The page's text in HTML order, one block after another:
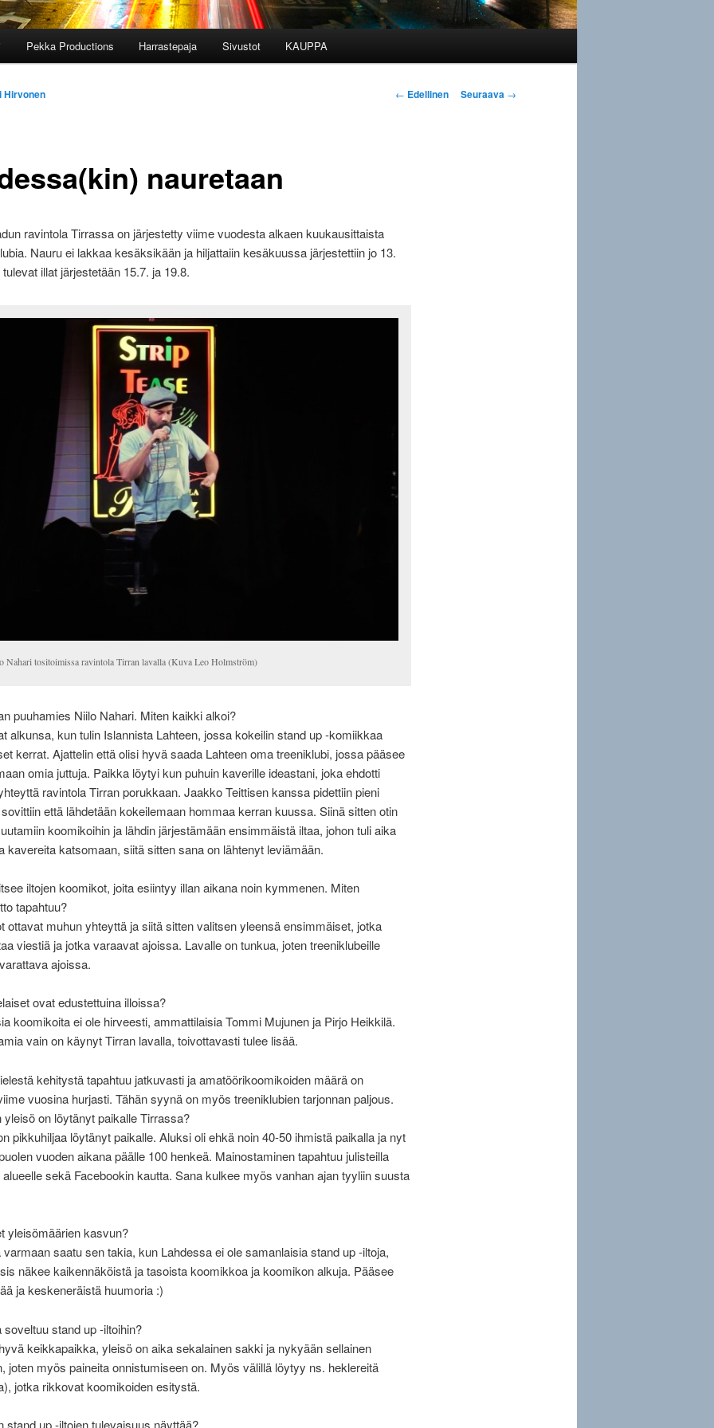
Pekka Productions Harrastepaja Sivustot KAUPPA
Artikkelien
← Edellinen Seuraava →
nauretaan
Hirvonen
ravintola Tirrassa on järjestetty viime vuodesta alkaen kuukausittaista
Nauru ei lakkaa kesäksikään ja hiljattaiin kesäkuussa järjestettiin jo 13.
illat järjestetään 15.7. ja 19.8.
Nahari tositoimissa ravintola Tirran lavalla (Kuva Leo Holmström)
puuhamies Niilo Nahari. Miten kaikki alkoi?
alkunsa, kun tulin Islannista Lahteen, jossa kokeilin stand up -komiikkaa
kerrat. Ajattelin että olisi hyvä saada Lahteen oma treeniklubi, jossa pääsee
omia juttuja. Paikka löytyi kun puhuin kaverille ideastani, joka ehdotti
ravintola Tirran porukkaan. Jaakko Teittisen kanssa pidettiin pieni
että lähdetään kokeilemaan hommaa kerran kuussa. Siinä sitten otin
koomikoihin ja lähdin järjestämään ensimmäistä iltaa, johon tuli aika
kavereita katsomaan, siitä sitten sana on lähtenyt leviämään.
iltojen koomikot, joita esiintyy illan aikana noin kymmenen. Miten
tapahtuu?
ottavat muhun yhteyttä ja siitä sitten valitsen yleensä ensimmäiset, jotka
viestiä ja jotka varaavat ajoissa. Lavalle on tunkua, joten treeniklubeille
ajoissa.
ovat edustettuina illoissa?
koomikoita ei ole hirveesti, ammattilaisia Tommi Mujunen ja Pirjo Heikkilä.
vain on käynyt Tirran lavalla, toivottavasti tulee lisää.
kehitystä tapahtuu jatkuvasti ja amatöörikoomikoiden määrä on
vuosina hurjasti. Tähän syynä on myös treeniklubien tarjonnan paljous.
yleisö on löytänyt paikalle Tirrassa?
pikkuhiljaa löytänyt paikalle. Aluksi oli ehkä noin 40-50 ihmistä paikalla ja nyt
vuoden aikana päälle 100 henkeä. Mainostaminen tapahtuu julisteilla
sekä Facebookin kautta. Sana kulkee myös vanhan ajan tyyliin suusta
yleisömäärien kasvun?
saatu sen takia, kun Lahdessa ei ole samanlaisia stand up -iltoja,
näkee kaikennäköistä ja tasoista koomikkoa ja koomikon alkuja. Pääsee
ja keskeneräistä huumoria :)
soveltuu stand up -iltoihin?
keikkapaikka, yleisö on aika sekalainen sakki ja nykyään sellainen
joten myös paineita onnistumiseen on. Myös välillä löytyy ns. heklereitä
jotka rikkovat koomikoiden esitystä.
stand up -iltojen tulevaisuus näyttää?